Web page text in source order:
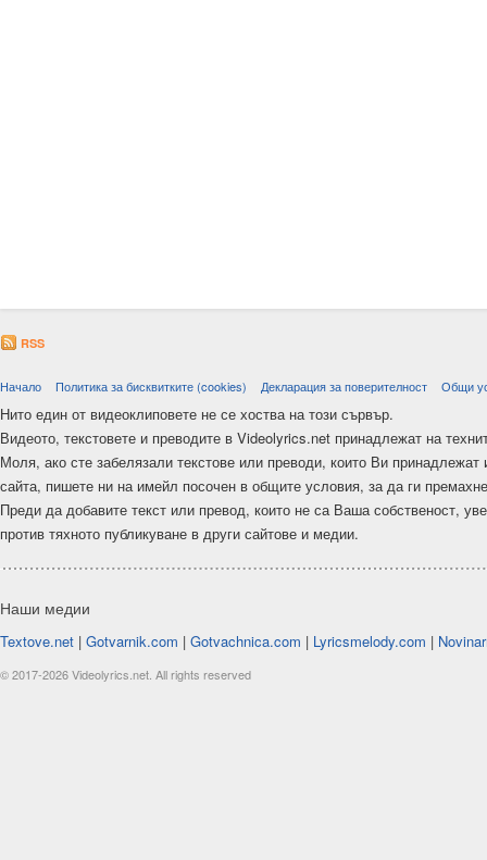
RSS
Начало Политика за бисквитките (cookies) Декларация за поверителност Общи
Нито един от видеоклиповете не се хоства на този сървър.
Видеото, текстовете и преводите в Videolyrics.net принадлежат на
Моля, ако сте забелязали текстове или преводи, които Ви
сайта, пишете ни на имейл посочен в общите условия, за да ги
Преди да добавите текст или превод, които не са Ваша собственост,
против тяхното публикуване в други сайтове и медии.
Наши медии
Textove.net | Gotvarnik.com | Gotvachnica.com | Lyricsmelody.com |
© 2017-2026 Videolyrics.net. All rights reserved